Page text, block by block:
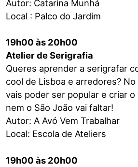
Autor: Catarina Munhá
Local : Palco do Jardim
19h00 às 20h00
Atelier de Serigrafia
Queres aprender a serigrafar
cool de Lisboa e arredores?
vais poder ser popular e criar o
nem o São João vai faltar!
Autor: A Avó Vem Trabalhar
Local: Escola de Ateliers
19h00 às 20h00